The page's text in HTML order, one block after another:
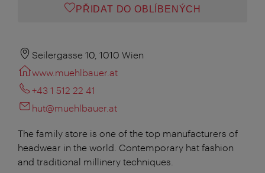
PŘIDAT DO OBLÍBENÝCH
Seilergasse 10, 1010 Wien
www.muehlbauer.at
+43 1 512 22 41
hut@muehlbauer.at
The family store is one of the top manufacturers of
headwear in the world. Contemporary hat fashion
and traditional millinery techniques.